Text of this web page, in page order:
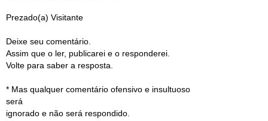
Prezado(a) Visitante
Deixe seu comentário.
Assim que o ler, publicarei e o responderei.
Volte para saber a resposta.
* Mas qualquer comentário ofensivo e insultuoso
será
ignorado e não será respondido.